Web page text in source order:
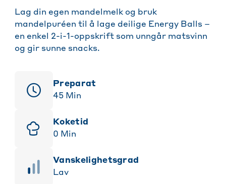
Lag din egen mandelmelk og bruk
mandelpuréen til å lage deilige Energy Balls –
en enkel 2-i-1-oppskrift som unngår matsvinn
og gir sunne snacks.
Preparat
45 Min
Koketid
0 Min
vanskelighetsgrad
Lav